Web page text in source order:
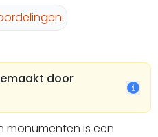
door
monumenten is een